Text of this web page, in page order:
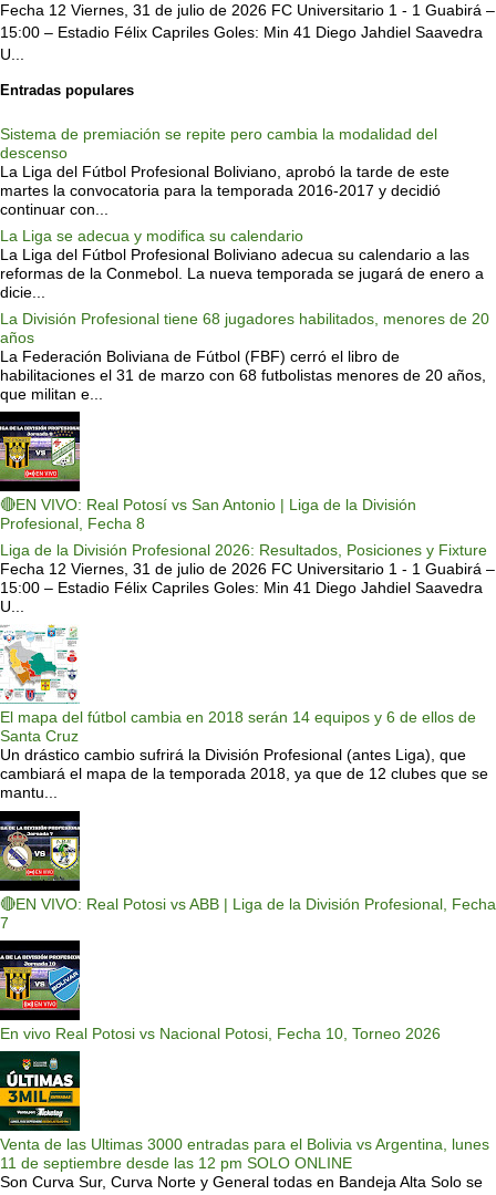
Fecha 12 Viernes, 31 de julio de 2026 FC Universitario 1 - 1 Guabirá –
15:00 – Estadio Félix Capriles Goles: Min 41 Diego Jahdiel Saavedra
U...
Entradas populares
Sistema de premiación se repite pero cambia la modalidad del
descenso
La Liga del Fútbol Profesional Boliviano, aprobó la tarde de este
martes la convocatoria para la temporada 2016-2017 y decidió
continuar con...
La Liga se adecua y modifica su calendario
La Liga del Fútbol Profesional Boliviano adecua su calendario a las
reformas de la Conmebol. La nueva temporada se jugará de enero a
dicie...
La División Profesional tiene 68 jugadores habilitados, menores de 20
años
La Federación Boliviana de Fútbol (FBF) cerró el libro de
habilitaciones el 31 de marzo con 68 futbolistas menores de 20 años,
que militan e...
🔴EN VIVO: Real Potosí vs San Antonio | Liga de la División
Profesional, Fecha 8
Liga de la División Profesional 2026: Resultados, Posiciones y Fixture
Fecha 12 Viernes, 31 de julio de 2026 FC Universitario 1 - 1 Guabirá –
15:00 – Estadio Félix Capriles Goles: Min 41 Diego Jahdiel Saavedra
U...
El mapa del fútbol cambia en 2018 serán 14 equipos y 6 de ellos de
Santa Cruz
Un drástico cambio sufrirá la División Profesional (antes Liga), que
cambiará el mapa de la temporada 2018, ya que de 12 clubes que se
mantu...
🔴EN VIVO: Real Potosi vs ABB | Liga de la División Profesional, Fecha
7
En vivo Real Potosi vs Nacional Potosi, Fecha 10, Torneo 2026
Venta de las Ultimas 3000 entradas para el Bolivia vs Argentina, lunes
11 de septiembre desde las 12 pm SOLO ONLINE
Son Curva Sur, Curva Norte y General todas en Bandeja Alta Solo se